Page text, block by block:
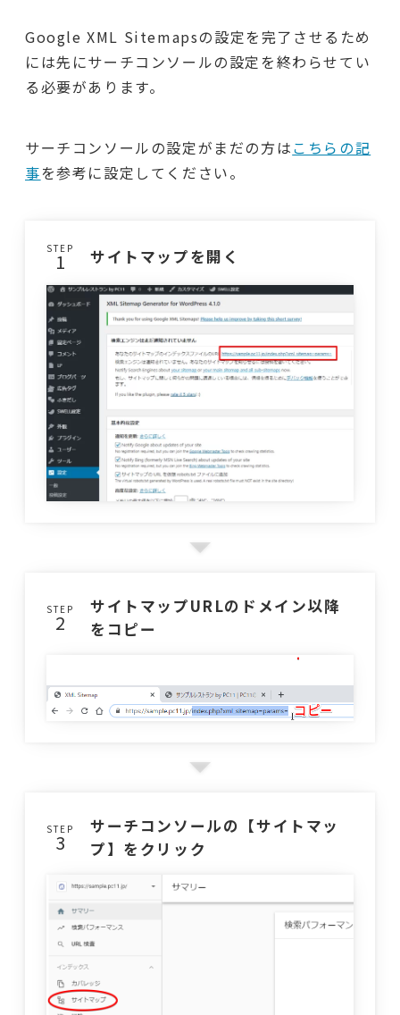
Google XML Sitemapsの設定を完了させるため
には先にサーチコンソールの設定を終わらせてい
る必要があります。
サーチコンソールの設定がまだの方はこちらの記
事を参考に設定してください。
STEP サイトマップを開く
STEP
サイトマップURLのドメイン以降
をコピー
STEP
サーチコンソールの【サイトマッ
プ】をクリック